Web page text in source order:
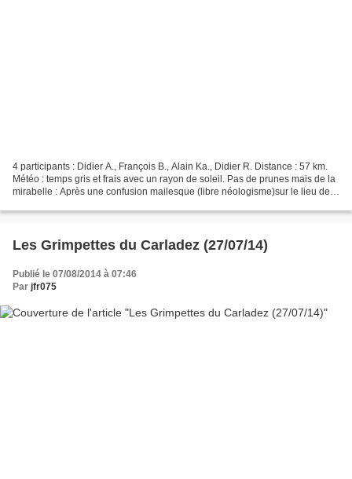
4 participants : Didier A., François B., Alain Ka., Didier R. Distance : 57 km.
Météo : temps gris et frais avec un rayon de soleil. Pas de prunes mais de la
mirabelle : Après une confusion mailesque (libre néologisme)sur le lieu de
Les Grimpettes du Carladez (27/07/14)
Publié le 07/08/2014 à 07:46
Par jfr075